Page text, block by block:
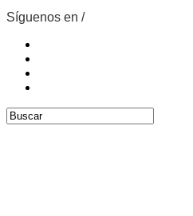
Síguenos en /